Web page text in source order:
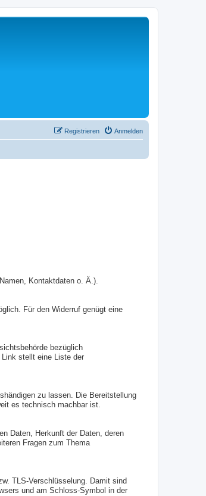
Anmelden
Registrieren
Kontaktdaten o. Ä.).
Für den Widerruf genügt eine
bezüglich
stellt eine Liste der
zu lassen. Die Bereitstellung
es technisch machbar ist.
Daten, Herkunft der Daten, deren
Fragen zum Thema
TLS-Verschlüsselung. Damit sind
und am Schloss-Symbol in der